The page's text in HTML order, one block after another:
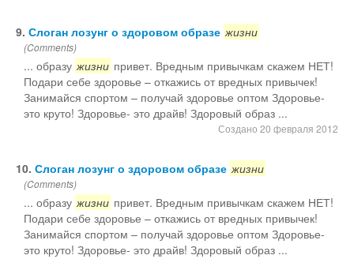
9. Слоган лозунг о здоровом образе жизни
(Comments)
... образу жизни привет. Вредным привычкам скажем НЕТ!
Подари себе здоровье – откажись от вредных привычек!
Занимайся спортом – получай здоровье оптом Здоровье-
это круто! Здоровье- это драйв! Здоровый образ ...
Создано 20 февраля 2012
10. Слоган лозунг о здоровом образе жизни
(Comments)
... образу жизни привет. Вредным привычкам скажем НЕТ!
Подари себе здоровье – откажись от вредных привычек!
Занимайся спортом – получай здоровье оптом Здоровье-
это круто! Здоровье- это драйв! Здоровый образ ...